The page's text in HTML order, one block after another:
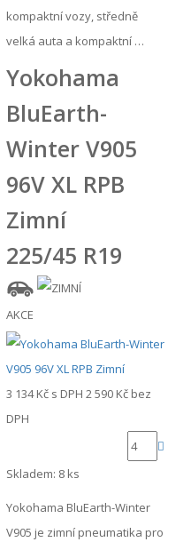
kompaktní vozy, středně
velká auta a kompaktní …
Yokohama
BluEarth-
Winter V905
96V XL RPB
Zimní
225/45 R19
AKCE
3 134 Kč s DPH 2 590 Kč bez
DPH
Skladem: 8 ks
Yokohama BluEarth-Winter
V905 je zimní pneumatika pro